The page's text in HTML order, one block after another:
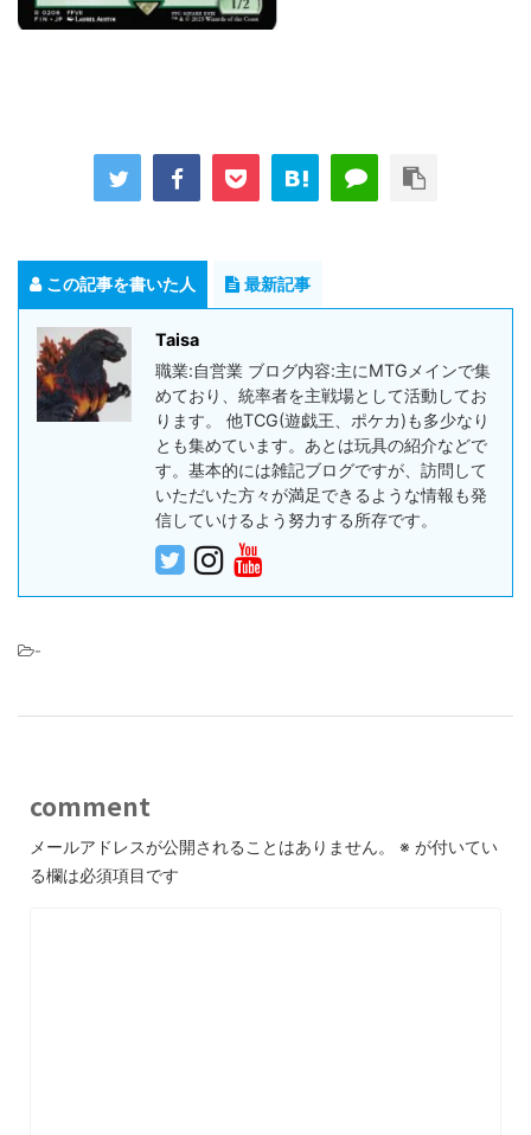
この記事を書いた人 最新記事
Taisa
職業:自営業 ブログ内容:主にMTGメインで集
めており、統率者を主戦場として活動してお
ります。 他TCG(遊戯王、ポケカ)も多少なり
とも集めています。あとは玩具の紹介などで
す。基本的には雑記ブログですが、訪問して
いただいた方々が満足できるような情報も発
信していけるよう努力する所存です。
-
comment
メールアドレスが公開されることはありません。 ※ が付いてい
る欄は必須項目です